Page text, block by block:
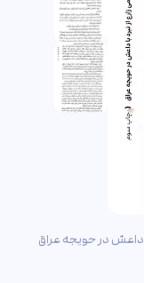
داعش در حویجه عراق